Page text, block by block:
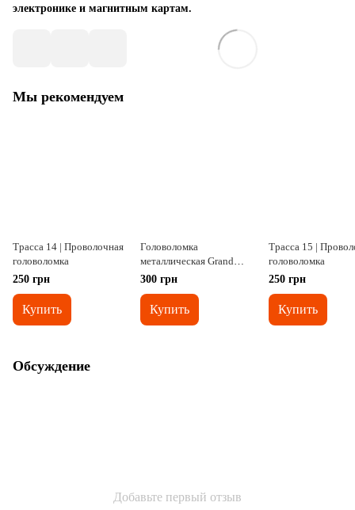
электронике и магнитным картам.
Мы рекомендуем
Трасса 14 | Проволочная
головоломка
250 грн
Купить
Головоломка
металлическая Grand
Master Puzzles
TRIANGLES | blue
300 грн
Купить
Трасса 15 |
головоломка
250 грн
Купить
Обсуждение
Добавьте первый отзыв